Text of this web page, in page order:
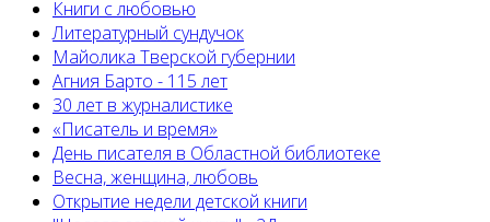
Книги с любовью
Литературный сундучок
Майолика Тверской губернии
Агния Барто - 115 лет
30 лет в журналистике
«Писатель и время»
День писателя в Областной библиотеке
Весна, женщина, любовь
Открытие недели детской книги